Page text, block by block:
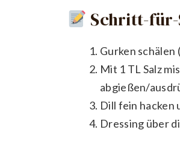
Schritt-
Gurken schälen
Mit 1 TL Salz
abgießen/
Dill fein hacken
Dressing über